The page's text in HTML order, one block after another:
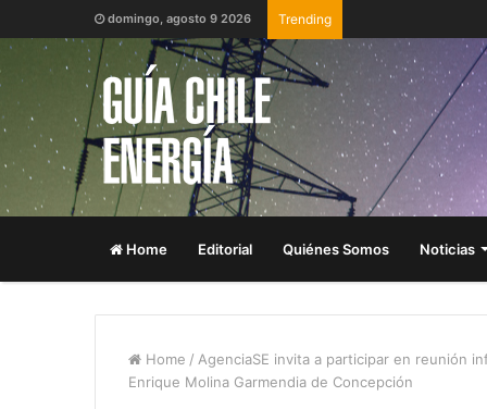
domingo, agosto 9 2026 Trending
Home Editorial Quiénes Somos Noticias
Home / AgenciaSE invita a participar en reunión
Enrique Molina Garmendia de Concepción